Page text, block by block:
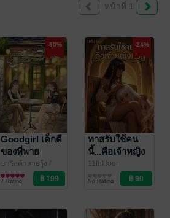
หน้าที่ 1
-60%
Goodgirl เด็กดี
ของพี่พาย
บาริสต้าสายรุ้ง /
rainbowbarista94
นิยาย Girl
Love/Yuri
7 Rating
-24%
ทาสรับใช้คน
นี้...คือเจ้าหญิง
กบฏ
11thHour
Love/Yuri
No Rating